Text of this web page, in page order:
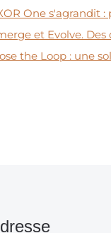
One s'agrandit
et Evolve.
the Loop : une